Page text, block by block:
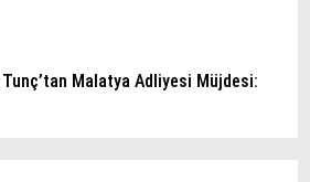
Tunç’tan Malatya Adliyesi Müjdesi: